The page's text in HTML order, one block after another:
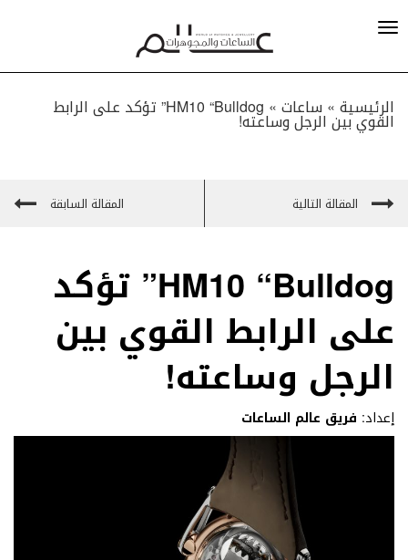
الرئيسية » ساعات» HM10 “Bulldog” تؤكد على الرابط
القوي بين الرجل وساعته!
المقالة التالية المقالة السابقة
HM10 “Bulldog” تؤكد
على الرابط القوي بين
الرجل وساعته!
إعداد: فريق عالم الساعات